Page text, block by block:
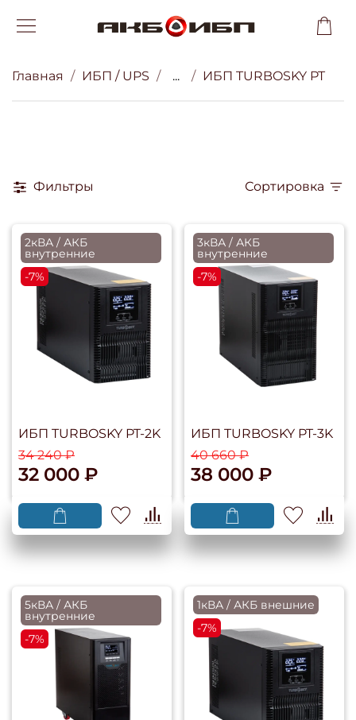
Главная ИБП / UPS ... ИБП TURBOSKY PT
Фильтры Сортировка
2кВА / АКБ
внутренние
-7%
ИБП TURBOSKY PT-2K
34 240 ₽
32 000 ₽
3кВА / АКБ
внутренние
-7%
ИБП TURBOSKY PT-3K
40 660 ₽
38 000 ₽
5кВА / АКБ
внутренние
-7%
1кВА / АКБ внешние
-7%